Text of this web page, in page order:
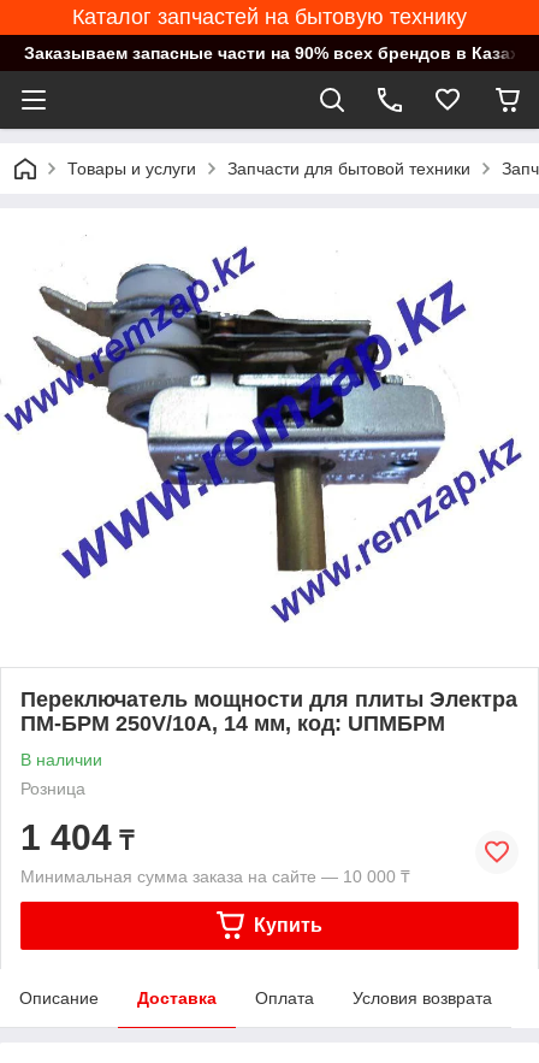
Каталог запчастей на бытовую технику
Заказываем запасные части на 90% всех брендов в
Товары и услуги Запчасти для бытовой техники
Переключатель мощности для плиты Электра
ПМ-БРМ 250V/10A, 14 мм, код: UПМБРМ
В наличии
Розница
1 404 ₸
Минимальная сумма заказа на сайте — 10 000 ₸
Купить
Описание Доставка Оплата Условия возврата